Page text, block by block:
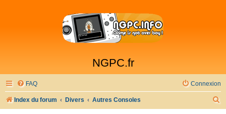
NGPC.fr
FAQ Connexion
Index du forum Divers Autres Consoles